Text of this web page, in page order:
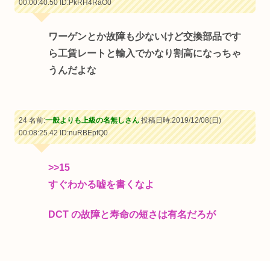
00:00:40.50ID:PkRH4RaO0
ワーゲンとか故障も少ないけど交換部品です
ら工賃レートと輸入でかなり割高になっちゃ
うんだよな
24 名前:一般よりも上級の名無しさん投稿日時:2019/12/08(日)
00:08:25.42ID:nuRBEpfQ0
>>15
すぐわかる嘘を書くなよ
DCT の故障と寿命の短さは有名だろが